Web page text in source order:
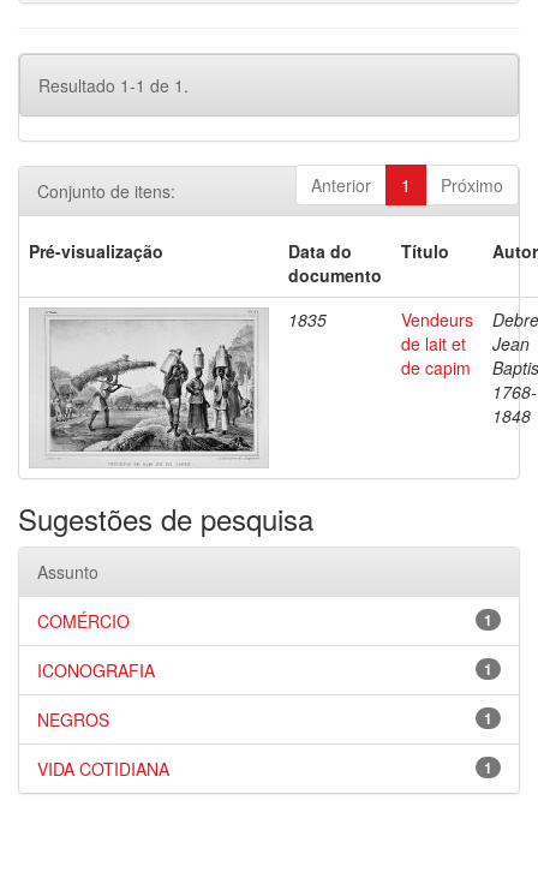
Resultado 1-1 de 1.
Anterior 1 Próximo
Conjunto de itens:
Pré-visualização
Data do
documento
Título
1835
Vendeurs
de lait et
de capim
Jean
1768-
1848
Sugestões de pesquisa
Assunto
1
COMÉRCIO
1
ICONOGRAFIA
1
NEGROS
1
VIDA COTIDIANA